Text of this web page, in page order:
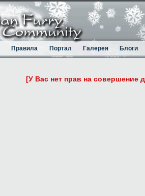
Правила Портал Галерея Блоги
[У Вас нет прав на совершение